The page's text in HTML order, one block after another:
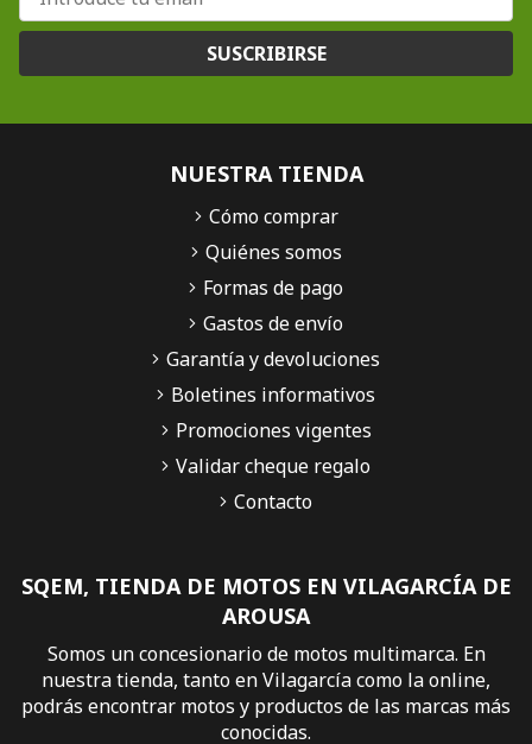
SUSCRIBIRSE
SQEM, TIENDA DE MOTOS EN VILAGARCÍA DE
AROUSA
Somos un concesionario de motos multimarca. En
nuestra tienda, tanto en Vilagarcía como la online,
podrás encontrar motos y productos de las marcas más
conocidas.
NUESTRA TIENDA
Cómo comprar
Quiénes somos
Formas de pago
Gastos de envío
Garantía y devoluciones
Boletines informativos
Promociones vigentes
Validar cheque regalo
Contacto